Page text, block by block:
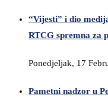
“Vijesti” i dio
RTCG spremna za
Ponedjeljak, 17
Pametni nadzor u